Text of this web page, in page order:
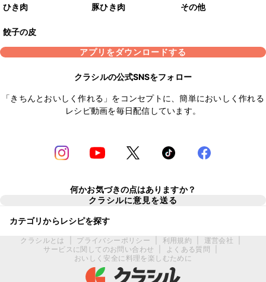
ひき肉 豚ひき肉 その他
餃子の皮
アプリをダウンロードする
クラシルの公式SNSをフォロー
「きちんとおいしく作れる」をコンセプトに、簡単においしく作れる
レシピ動画を毎日配信しています。
何かお気づきの点はありますか？
クラシルに意見を送る
カテゴリからレシピを探す
クラシルとは プライバシーポリシー 利用規約 運営会社
サービスに関してのお問い合わせ
よくある質問
おいしく安全に料理を楽しむために